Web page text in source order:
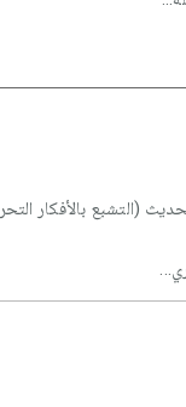
(التشبع بالأفكار